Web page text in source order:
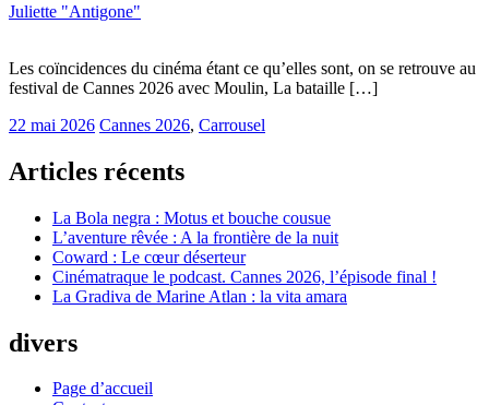
Juliette "Antigone"
Les coïncidences du cinéma étant ce qu’elles sont, on se retrouve au
festival de Cannes 2026 avec Moulin, La bataille […]
22 mai 2026 Cannes 2026, Carrousel
Articles récents
La Bola negra : Motus et bouche cousue
L’aventure rêvée : A la frontière de la nuit
Coward : Le cœur déserteur
Cinématraque le podcast. Cannes 2026, l’épisode final !
La Gradiva de Marine Atlan : la vita amara
divers
Page d’accueil